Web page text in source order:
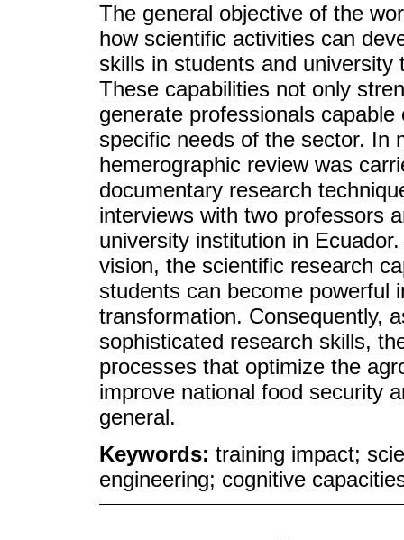
The general objective of the
how scientific activities can
skills in students and
These capabilities not only
generate professionals
specific needs of the sector. In
hemerographic review was
documentary research
interviews with two professors
university institution in
vision, the scientific research
students can become powerful
transformation. Consequently,
sophisticated research skills,
processes that optimize the
improve national food security
general.
Keywords: training impact;
engineering; cognitive